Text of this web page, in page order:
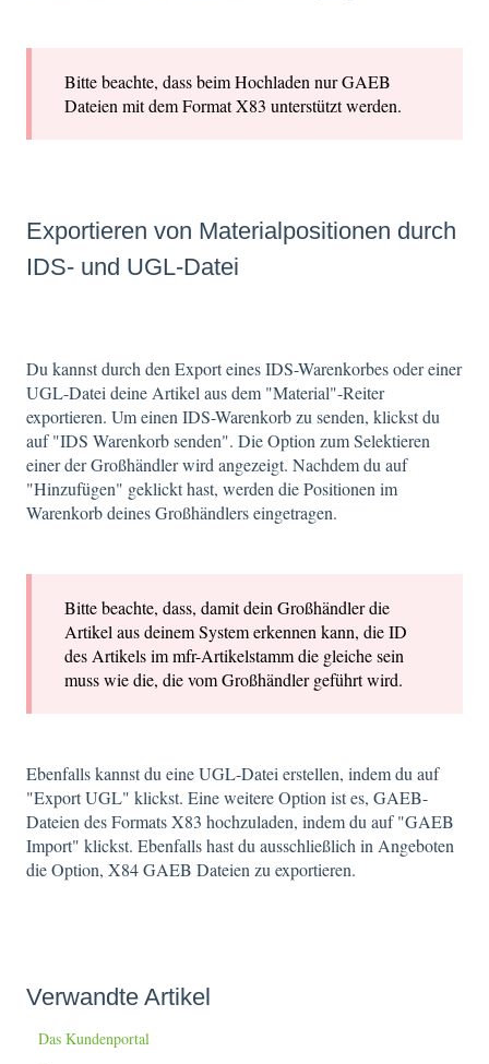
Bitte beachte, dass beim Hochladen nur GAEB
Dateien mit dem Format X83 unterstützt werden.
Exportieren von Materialpositionen durch
IDS- und UGL-Datei
Du kannst durch den Export eines IDS-Warenkorbes oder einer
UGL-Datei deine Artikel aus dem "Material"-Reiter
exportieren. Um einen IDS-Warenkorb zu senden, klickst du
auf "IDS Warenkorb senden". Die Option zum Selektieren
einer der Großhändler wird angezeigt. Nachdem du auf
"Hinzufügen" geklickt hast, werden die Positionen im
Warenkorb deines Großhändlers eingetragen.
Bitte beachte, dass, damit dein Großhändler die
Artikel aus deinem System erkennen kann, die ID
des Artikels im mfr-Artikelstamm die gleiche sein
muss wie die, die vom Großhändler geführt wird.
Ebenfalls kannst du eine UGL-Datei erstellen, indem du auf
"Export UGL" klickst. Eine weitere Option ist es, GAEB-
Dateien des Formats X83 hochzuladen, indem du auf "GAEB
Import" klickst. Ebenfalls hast du ausschließlich in Angeboten
die Option, X84 GAEB Dateien zu exportieren.
Verwandte Artikel
Das Kundenportal